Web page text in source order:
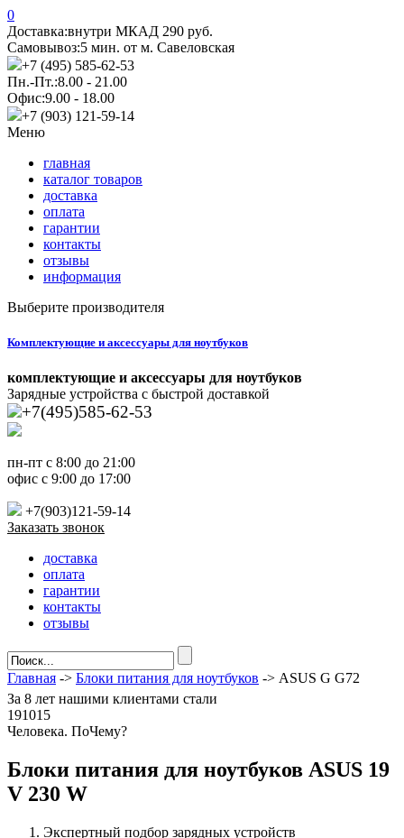
0
Доставка:внутри МКАД 290 руб.
Самовывоз:5 мин. от м. Савеловская
+7 (495) 585-62-53
Пн.-Пт.:8.00 - 21.00
Офис:9.00 - 18.00
+7 (903) 121-59-14
Меню
главная
каталог товаров
доставка
оплата
гарантии
контакты
отзывы
информация
Выберите производителя
Комплектующие и аксессуары для ноутбуков
комплектующие и аксессуары для ноутбуков
Зарядные устройства с быстрой доставкой
+7(495)585-62-53
пн-пт с 8:00 до 21:00
офис с 9:00 до 17:00
+7(903)121-59-14
Заказать звонок
доставка
оплата
гарантии
контакты
отзывы
Главная -> Блоки питания для ноутбуков -> ASUS G G72
За 8 лет нашими клиентами стали
191015
Человека. ПоЧему?
Блоки питания для ноутбуков ASUS 19
V 230 W
Экспертный подбор зарядных устройств